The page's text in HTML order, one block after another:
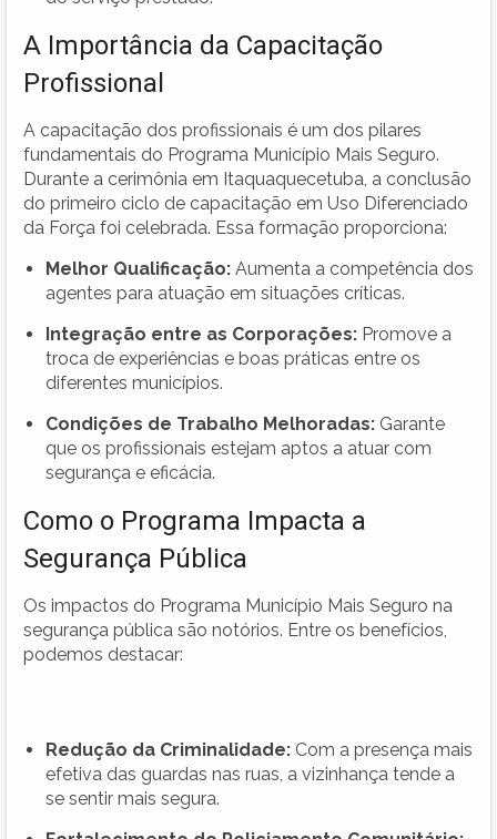
A Importância da Capacitação
Profissional
A capacitação dos profissionais é um dos pilares
fundamentais do Programa Município Mais Seguro.
Durante a cerimônia em Itaquaquecetuba, a conclusão
do primeiro ciclo de capacitação em Uso Diferenciado
da Força foi celebrada. Essa formação proporciona:
Melhor Qualificação: Aumenta a competência dos
agentes para atuação em situações críticas.
Integração entre as Corporações: Promove a
troca de experiências e boas práticas entre os
diferentes municípios.
Condições de Trabalho Melhoradas: Garante
que os profissionais estejam aptos a atuar com
segurança e eficácia.
Como o Programa Impacta a
Segurança Pública
Os impactos do Programa Município Mais Seguro na
segurança pública são notórios. Entre os benefícios,
podemos destacar:
Redução da Criminalidade: Com a presença mais
efetiva das guardas nas ruas, a vizinhança tende a
se sentir mais segura.